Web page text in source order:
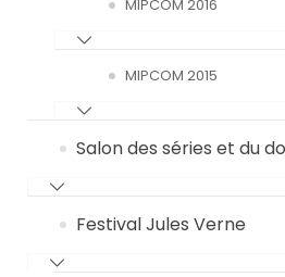
MIPCOM 2016
MIPCOM 2015
Salon des séries et du
Festival Jules Verne